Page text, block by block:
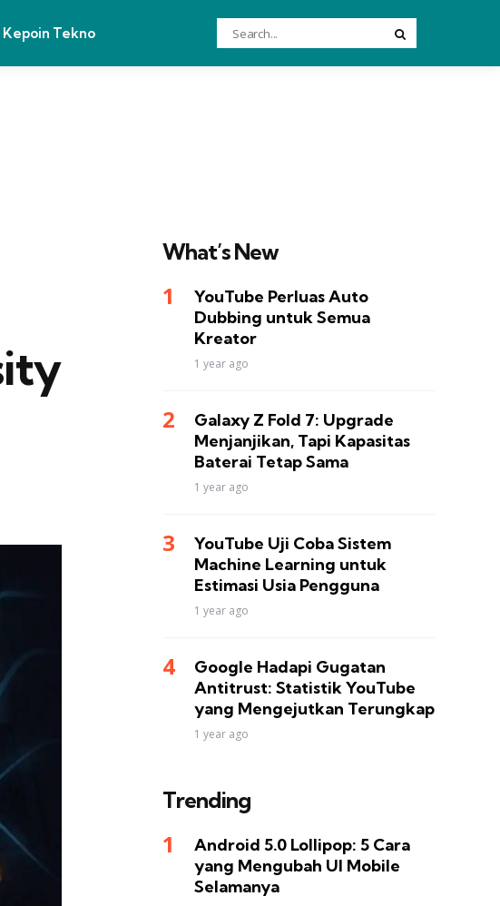
Kepoin Tekno
Search
for:
What’s New
YouTube Perluas Auto
Dubbing untuk Semua
Kreator
1 year ago
Galaxy Z Fold 7: Upgrade
Menjanjikan, Tapi Kapasitas
Baterai Tetap Sama
1 year ago
YouTube Uji Coba Sistem
Machine Learning untuk
Estimasi Usia Pengguna
1 year ago
Google Hadapi Gugatan
Antitrust: Statistik YouTube
yang Mengejutkan Terungkap
1 year ago
Trending
Android 5.0 Lollipop: 5 Cara
yang Mengubah UI Mobile
Selamanya